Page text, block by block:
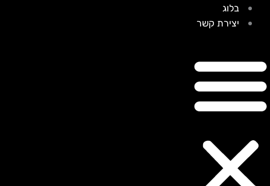
בלוג
יצירת קשר